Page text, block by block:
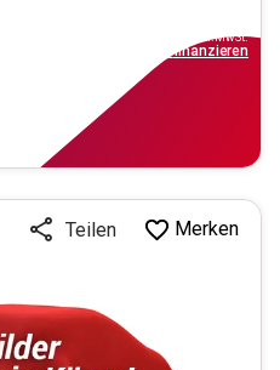
inkl.MwSt.
finanzieren
Teilen Merken